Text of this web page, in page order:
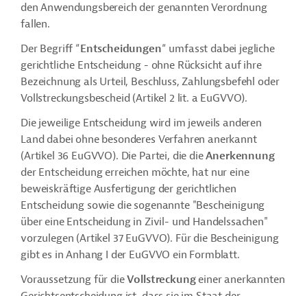
den Anwendungsbereich der genannten Verordnung
fallen.
Der Begriff “Entscheidungen“ umfasst dabei jegliche
gerichtliche Entscheidung - ohne Rücksicht auf ihre
Bezeichnung als Urteil, Beschluss, Zahlungsbefehl oder
Vollstreckungsbescheid (Artikel 2 lit. a EuGVVO).
Die jeweilige Entscheidung wird im jeweils anderen
Land dabei ohne besonderes Verfahren anerkannt
(Artikel 36 EuGVVO). Die Partei, die dieAnerkennung
der Entscheidung erreichen möchte, hat nur eine
beweiskräftige Ausfertigung der gerichtlichen
Entscheidung sowie die sogenannte "Bescheinigung
über eine Entscheidung in Zivil- und Handelssachen"
vorzulegen (Artikel 37 EuGVVO). Für die Bescheinigung
gibt es in Anhang I der EuGVVO ein Formblatt.
Voraussetzung für dieVollstreckungeiner anerkannten